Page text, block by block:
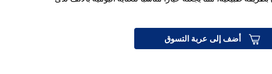
أضف إلى عربة التسوق